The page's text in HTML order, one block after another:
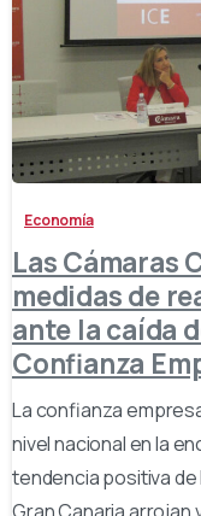
Economía
Las Cámaras
medidas de
ante la caída
Confianza
La confianza
nivel nacional en la
tendencia positiva